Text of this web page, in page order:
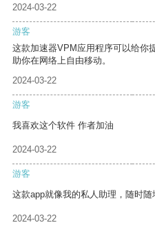
2024-03-22
游客
这款加速器VPM应用程序可以给你
助你在网络上自由移动。
2024-03-22
游客
我喜欢这个软件 作者加油
2024-03-22
游客
这款app就像我的私人助理，随时随
2024-03-22